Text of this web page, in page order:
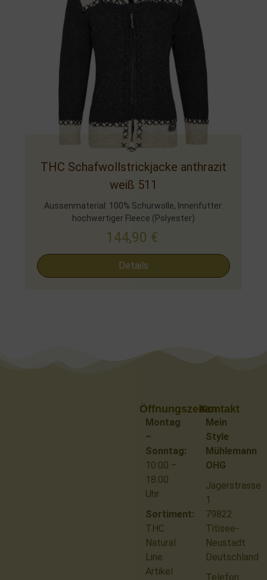
THC Schafwollstrickjacke anthrazit
weiß 511
Aussenmaterial: 100% Schurwolle, Innenfutter:
hochwertiger Fleece (Polyester)
144,90 €
Details
Kontakt
Mein
Style
Mühlemann
OHG
Jägerstrasse
1
79822
Titisee-
Neustadt
Deutschland
Telefon:
Öffnungszeiten
Montag
–
Sonntag:
10:00 –
18:00
Uhr
Sortiment:
THC
Natural
Line
Artikel